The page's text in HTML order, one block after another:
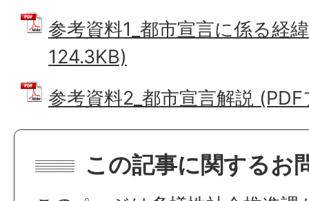
参考資料1_都市宣言に係る経
124.3KB)
参考資料2_都市宣言解説
この記事に関するお